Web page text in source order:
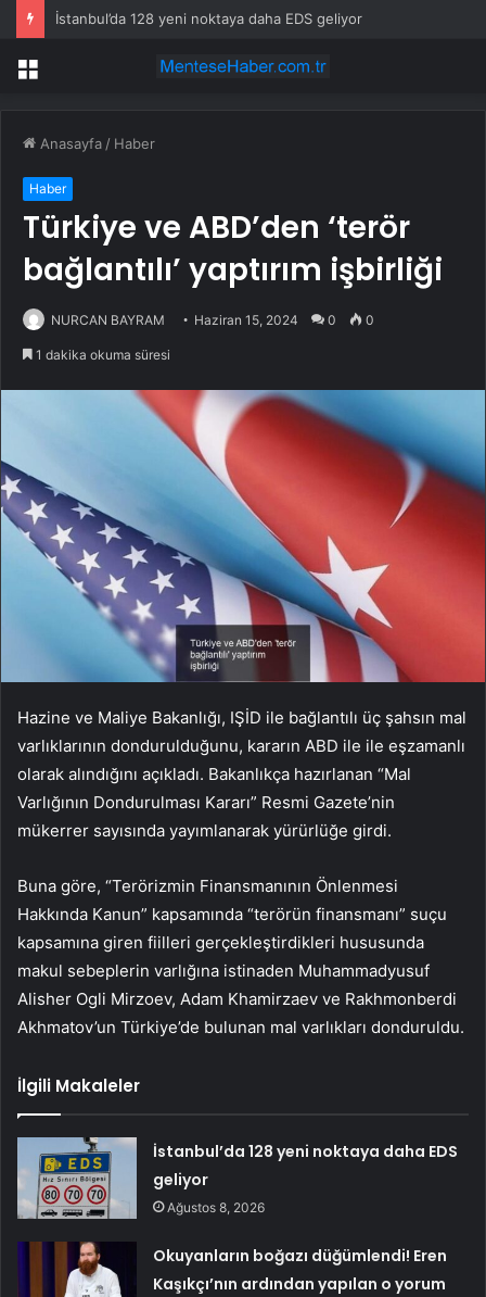
İstanbul’da 128 yeni noktaya daha EDS geliyor
Menü
Anasayfa / Haber
Haber
Türkiye ve ABD’den ‘terör
bağlantılı’ yaptırım işbirliği
NURCAN BAYRAM Haziran 15, 2024 0 0
1 dakika okuma süresi
Hazine ve Maliye Bakanlığı, IŞİD ile bağlantılı üç şahsın mal
varlıklarının dondurulduğunu, kararın ABD ile ile eşzamanlı
olarak alındığını açıkladı. Bakanlıkça hazırlanan “Mal
Varlığının Dondurulması Kararı” Resmi Gazete’nin
mükerrer sayısında yayımlanarak yürürlüğe girdi.
Buna göre, “Terörizmin Finansmanının Önlenmesi
Hakkında Kanun” kapsamında “terörün finansmanı” suçu
kapsamına giren fiilleri gerçekleştirdikleri hususunda
makul sebeplerin varlığına istinaden Muhammadyusuf
Alisher Ogli Mirzoev, Adam Khamirzaev ve Rakhmonberdi
Akhmatov’un Türkiye’de bulunan mal varlıkları donduruldu.
İlgili Makaleler
İstanbul’da 128 yeni noktaya daha EDS
geliyor
Ağustos 8, 2026
Okuyanların boğazı düğümlendi! Eren
Kaşıkçı’nın ardından yapılan o yorum